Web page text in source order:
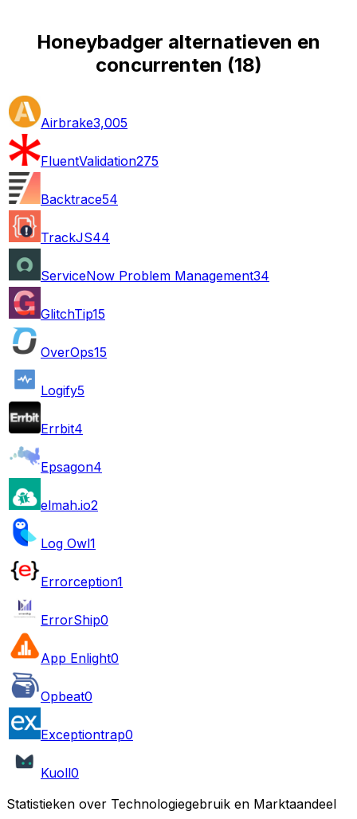
Honeybadger alternatieven en
concurrenten (18)
Airbrake3,005
FluentValidation275
Backtrace54
TrackJS44
ServiceNow Problem Management34
GlitchTip15
OverOps15
Logify5
Errbit4
Epsagon4
elmah.io2
Log Owl1
Errorception1
ErrorShip0
App Enlight0
Opbeat0
Exceptiontrap0
Kuoll0
Statistieken over Technologiegebruik en Marktaandeel